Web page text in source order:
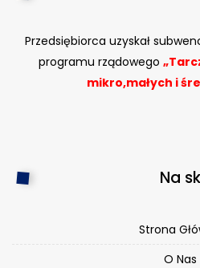
Przedsiębiorca uzyskał
programu rządowego
mikro,małych i
Na
Strona
O Nas